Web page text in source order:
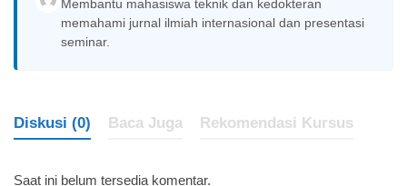
Membantu mahasiswa teknik dan kedokteran
memahami jurnal ilmiah internasional dan presentasi
seminar.
Diskusi (0) Baca Juga Rekomendasi Kursus
Saat ini belum tersedia komentar.